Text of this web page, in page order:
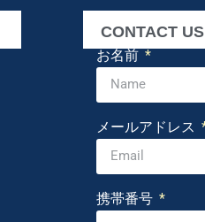
CONTACT US
お名前
メールアドレス
携帯番号